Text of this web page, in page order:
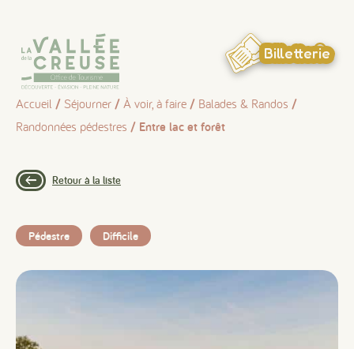
Billetterie
Accueil / Séjourner / À voir, à faire / Balades & Randos /
Randonnées pédestres / Entre lac et forêt
Retour à la liste
Pédestre Difficile